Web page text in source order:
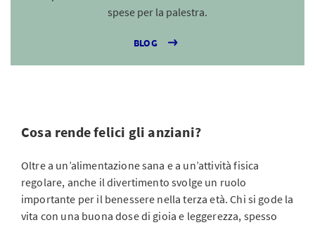
spese per la palestra.
BLOG
Cosa rende felici gli anziani?
Oltre a un’alimentazione sana e a un’attività fisica
regolare, anche il divertimento svolge un ruolo
importante per il benessere nella terza età. Chi si gode la
vita con una buona dose di gioia e leggerezza, spesso